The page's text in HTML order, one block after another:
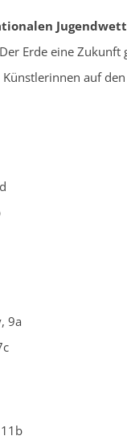
Erde eine Zukunft
auf
9a